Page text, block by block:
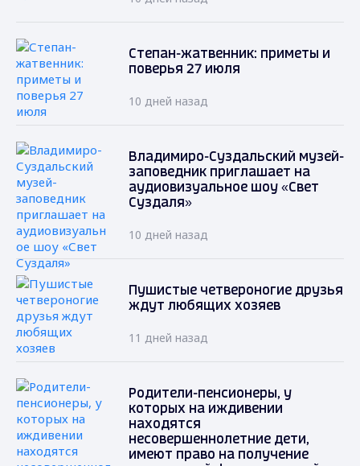
Степан-жатвенник: приметы и
поверья 27 июля
10 дней назад
Владимиро-Суздальский музей-
заповедник приглашает на
аудиовизуальное шоу «Свет
Суздаля»
10 дней назад
Пушистые четвероногие друзья
ждут любящих хозяев
11 дней назад
Родители-пенсионеры, у
которых на иждивении
находятся
несовершеннолетние дети,
имеют право на получение